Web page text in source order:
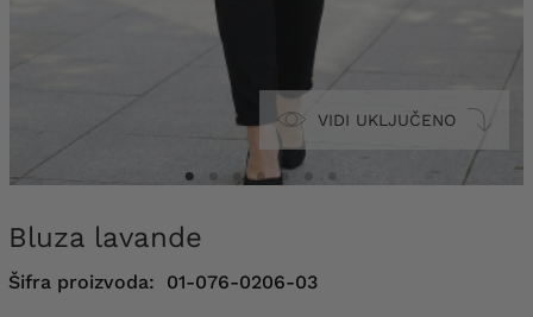
VIDI UKLJUČENO
Bluza lavande
Šifra proizvoda: 01-076-0206-03